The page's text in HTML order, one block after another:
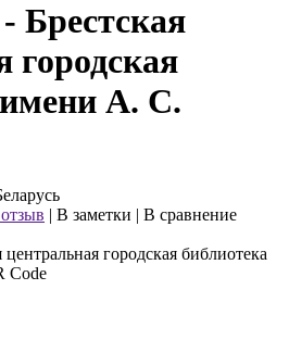
Брестская
городская
А. С.
| В заметки | В сравнение